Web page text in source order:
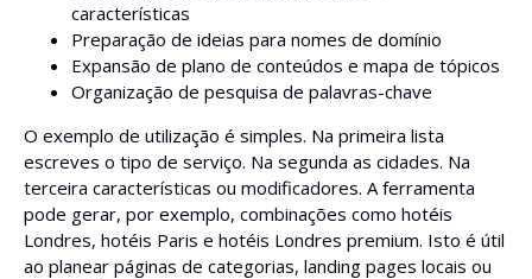
características
Preparação de ideias para nomes de domínio
Expansão de plano de conteúdos e mapa de tópicos
Organização de pesquisa de palavras-chave
O exemplo de utilização é simples. Na primeira lista
escreves o tipo de serviço. Na segunda as cidades. Na
terceira características ou modificadores. A ferramenta
pode gerar, por exemplo, combinações como hotéis
Londres, hotéis Paris e hotéis Londres premium. Isto é útil
ao planear páginas de categorias, landing pages locais ou